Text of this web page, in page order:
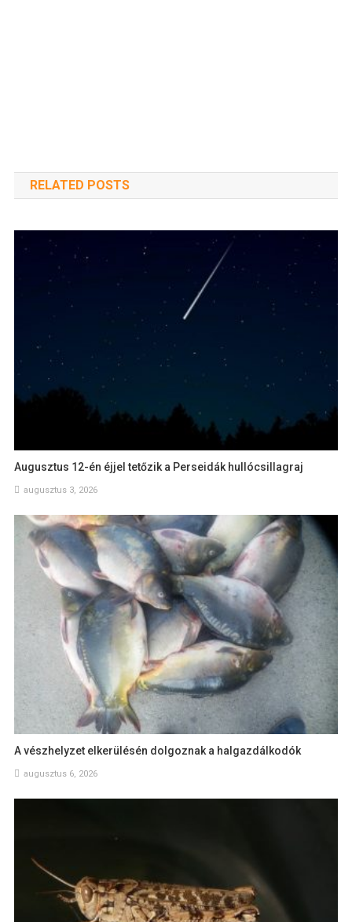
RELATED POSTS
Augusztus 12-én éjjel tetőzik a Perseidák hullócsillagraj
augusztus 3, 2026
A vészhelyzet elkerülésén dolgoznak a halgazdálkodók
augusztus 6, 2026